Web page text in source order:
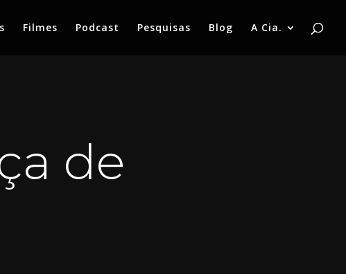
Filmes Podcast Pesquisas Blog A Cia.
de